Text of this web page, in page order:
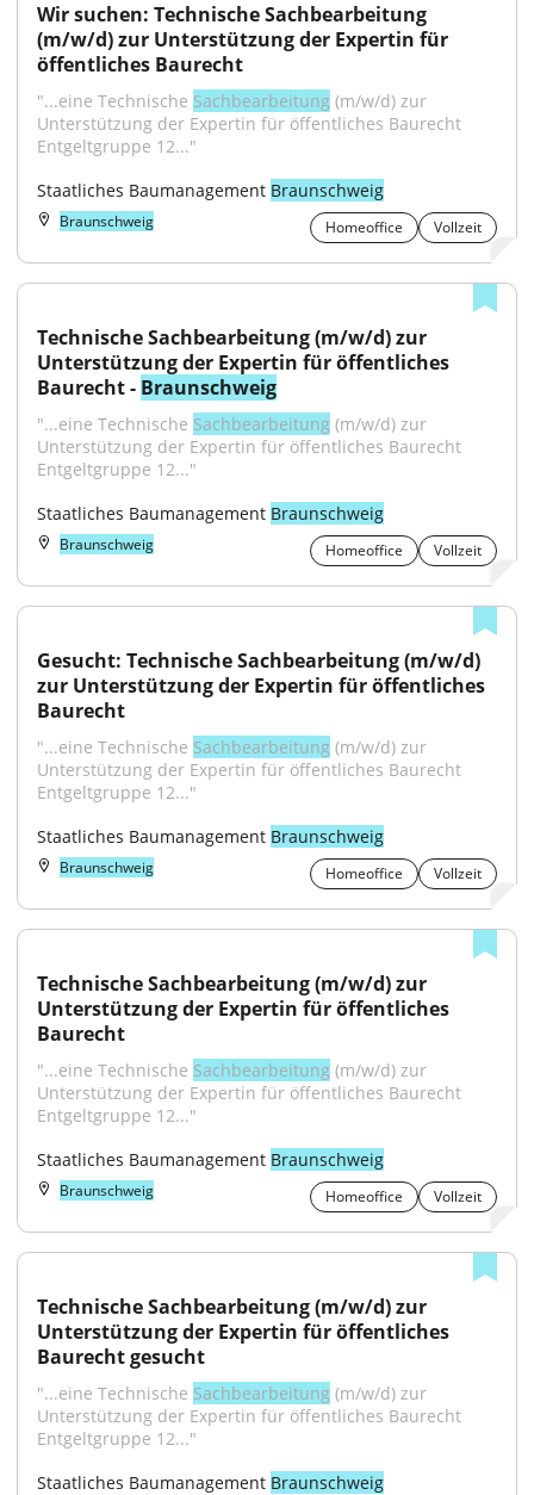
Wir suchen: Technische Sachbearbeitung
(m/w/d) zur Unterstützung der Expertin für
öffentliches Baurecht
"...eine Technische Sachbearbeitung (m/w/d) zur
Unterstützung der Expertin für öffentliches Baurecht
Entgeltgruppe 12..."
Staatliches Baumanagement Braunschweig
Braunschweig Homeoffice Vollzeit
Technische Sachbearbeitung (m/w/d) zur
Unterstützung der Expertin für öffentliches
Baurecht - Braunschweig
"...eine Technische Sachbearbeitung (m/w/d) zur
Unterstützung der Expertin für öffentliches Baurecht
Entgeltgruppe 12..."
Staatliches Baumanagement Braunschweig
Braunschweig Homeoffice Vollzeit
Gesucht: Technische Sachbearbeitung (m/w/d)
zur Unterstützung der Expertin für öffentliches
Baurecht
"...eine Technische Sachbearbeitung (m/w/d) zur
Unterstützung der Expertin für öffentliches Baurecht
Entgeltgruppe 12..."
Staatliches Baumanagement Braunschweig
Braunschweig Homeoffice Vollzeit
Technische Sachbearbeitung (m/w/d) zur
Unterstützung der Expertin für öffentliches
Baurecht
"...eine Technische Sachbearbeitung (m/w/d) zur
Unterstützung der Expertin für öffentliches Baurecht
Entgeltgruppe 12..."
Staatliches Baumanagement Braunschweig
Braunschweig Homeoffice Vollzeit
Technische Sachbearbeitung (m/w/d) zur
Unterstützung der Expertin für öffentliches
Baurecht gesucht
"...eine Technische Sachbearbeitung (m/w/d) zur
Unterstützung der Expertin für öffentliches Baurecht
Entgeltgruppe 12..."
Staatliches Baumanagement Braunschweig